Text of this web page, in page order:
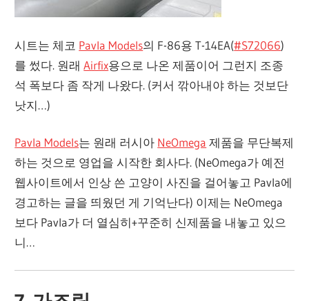
시트는 체코 Pavla Models의 F-86용 T-14EA(#S72066)
를 썼다. 원래Airfix용으로 나온 제품이어 그런지 조종
석 폭보다 좀 작게 나왔다. (커서 깎아내야 하는 것보단
낫지…)
Pavla Models는 원래 러시아 NeOmega 제품을 무단복제
하는 것으로 영업을 시작한 회사다. (NeOmega가 예전
웹사이트에서 인상 쓴 고양이 사진을 걸어놓고 Pavla에
경고하는 글을 띄웠던 게 기억난다) 이제는 NeOmega
보다 Pavla가 더 열심히+꾸준히 신제품을 내놓고 있으
니…